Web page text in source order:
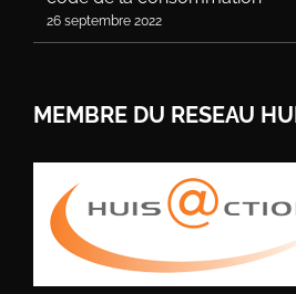
26 septembre 2022
MEMBRE DU RESEAU